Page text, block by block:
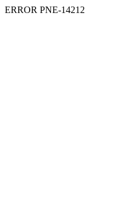
ERROR PNE-14212